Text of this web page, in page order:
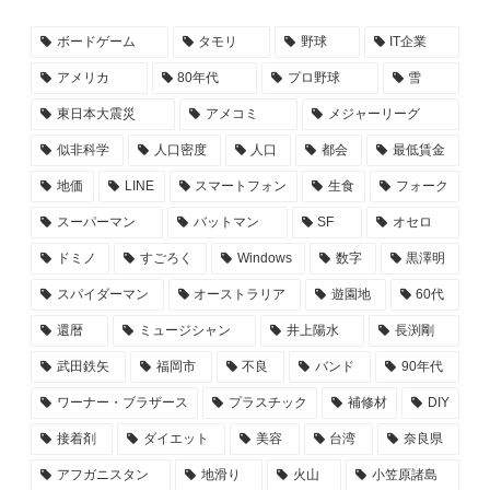
ボードゲーム タモリ 野球 IT企業
アメリカ 80年代 プロ野球 雪
東日本大震災 アメコミ メジャーリーグ
似非科学 人口密度 人口 都会 最低賃金
地価 LINE スマートフォン 生食 フォーク
スーパーマン バットマン SF オセロ
ドミノ すごろく Windows 数字 黒澤明
スパイダーマン オーストラリア 遊園地 60代
還暦 ミュージシャン 井上陽水 長渕剛
武田鉄矢 福岡市 不良 バンド 90年代
ワーナー・ブラザース プラスチック 補修材 DIY
接着剤 ダイエット 美容 台湾 奈良県
アフガニスタン 地滑り 火山 小笠原諸島